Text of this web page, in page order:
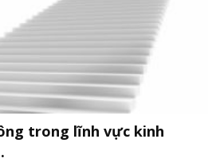
trong lĩnh vực kinh